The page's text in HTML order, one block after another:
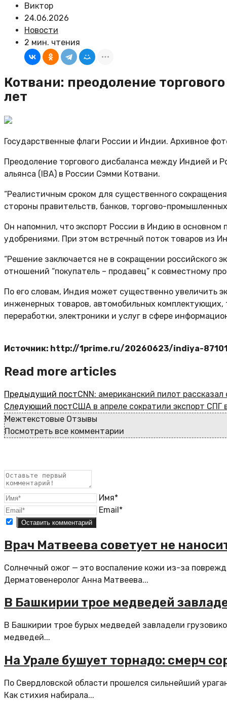
Виктор
24.06.2026
Новости
2 мин. чтения
Котвани: преодоление
лет
Государственные флаги России и Индии. Архивное
Преодоление торгового дисбаланса между Индией и
альянса (IBA) в России Сэмми Котвани.
“Реалистичным сроком для существенного
стороны правительств, банков, торгово-
Он напомнил, что экспорт России в Индию в
удобрениями. При этом встречный поток товаров из
“Решение заключается не в сокращении российского
отношений “покупатель – продавец” к совместному
По его словам, Индия может существенно увеличить
инженерных товаров, автомобильных комплектующих,
переработки, электроники и услуг в сфере
Источник: http://1prime.ru/20260623/indiya-
Read more articles
Предыдущий постCNN: американский пилот
Следующий постСША в апреле сократили экспорт СПГ
Межтекстовые Отзывы
Посмотреть все комментарии
Имя*
Email*
Врач Матвеева советует не
Солнечный ожог — это воспаление кожи из-за
Дерматовенеролог Анна Матвеева...
В Башкирии трое медведей
В Башкирии трое бурых медведей завладели
медведей...
На Урале бушует торнадо: смерч
По Свердловской области прошелся сильнейший
Как стихия набирала...